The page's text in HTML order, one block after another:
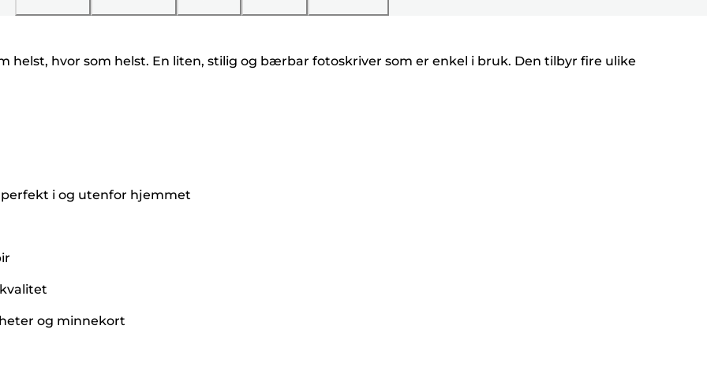
hvor som helst. En liten, stilig og bærbar fotoskriver som er enkel i bruk. Den tilbyr fire ulike
i og utenfor hjemmet
og minnekort